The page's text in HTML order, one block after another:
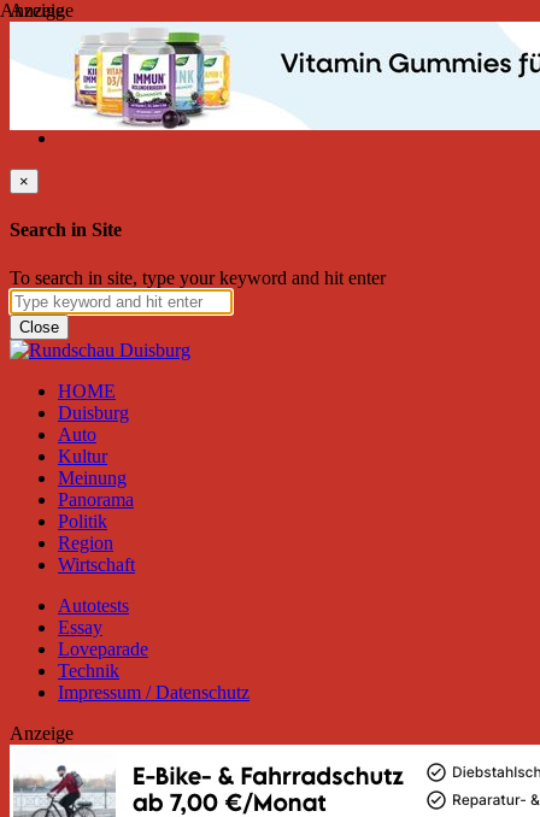
Samstag, August 08, 2026
Friend on Facebook Follow on Twitter
Search
×
Search in Site
To search in site, type your keyword and hit enter
Close
HOME
Duisburg
Auto
Kultur
Meinung
Panorama
Politik
Region
Wirtschaft
Autotests
Essay
Loveparade
Technik
Impressum / Datenschutz
Anzeige
Anzeige
Anzeige